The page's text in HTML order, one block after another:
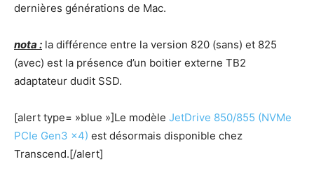
dernières générations de Mac.
nota : la différence entre la version 820 (sans) et 825
(avec) est la présence d’un boitier externe TB2
adaptateur dudit SSD.
[alert type= »blue »]Le modèle JetDrive 850/855 (NVMe
PCIe Gen3 x4) est désormais disponible chez
Transcend.[/alert]